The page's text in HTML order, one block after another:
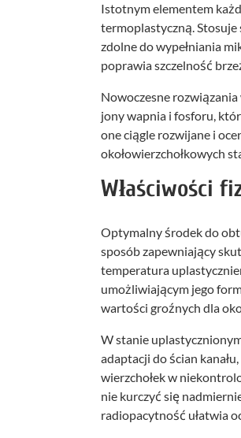
Istotnym elementem
termoplastyczną.
zdolne do wypełniania
poprawia szczelność
Nowoczesne
jony wapnia i fosforu,
one ciągle rozwijane i
okołowierzchołkowych
Właściwości
Optymalny środek do
sposób zapewniający
temperatura
umożliwiającym jego
wartości groźnych dla
W stanie
adaptacji do ścian
wierzchołek w
nie kurczyć się
radiopacytność ułatwia